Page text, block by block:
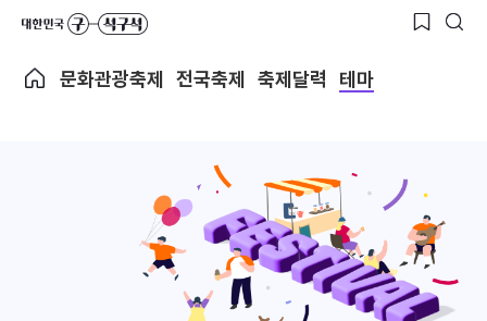
문화관광축제 전국축제 축제달력 테마